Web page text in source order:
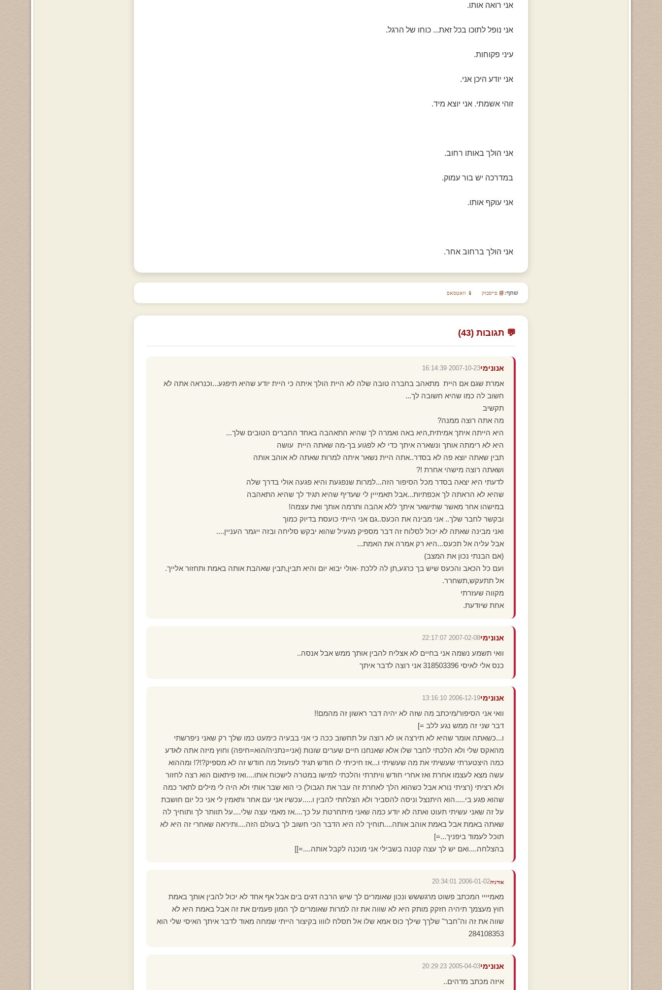
אני רואה אותו.
אני נופל לתוכו בכל זאת... כוחו של הרגל.
עיני פקוחות.
אני יודע היכן אני.
זוהי אשמתי. אני יוצא מיד.
אני הולך באותו רחוב.
במדרכה יש בור עמוק.
אני עוקף אותו.
אני הולך ברחוב אחר.
שתף: 📘 פייסבוק 📱 וואטסאפ
💬 תגובות (43)
אנונימי2007-10-23 16:14:39
אמרת שגם אם היית מתאהב בחברה טובה שלה לא היית הולך איתה כי היית יודע שהיא תיפגע...וכנראה אתה לא
חשוב לה כמו שהיא חשובה לך...
תקשיב
מה אתה רוצה ממנה?
היא הייתה איתך אמיתית,היא באה ואמרה לך שהיא התאהבה באחד החברים הטובים שלך...
היא לא רימתה אותך ונשארה איתך כדי לא לפגוע בך-מה שאתה היית עושה
תבין שאתה יוצא פה לא בסדר..אתה היית נשאר איתה למרות שאתה לא אוהב אותה
ושאתה רוצה מישהי אחרת !?
לדעתי היא יצאה בסדר מכל הסיפור הזה...למרות שנפגעת והיא פגעה אולי בדרך שלה
שהיא לא הראתה לך אכפתיות...אבל תאמייין לי שעדיף שהיא תגיד לך שהיא התאהבה
במישהו אחר מאשר שתישאר איתך ללא אהבה ותרמה אותך ואת עצמה!
ובקשר לחבר שלך.. אני מבינה את הכעס..גם אני הייתי כועסת בדיוק כמוך
ואני מבינה שאתה לא יכול לסלוח זה דבר מספיק מגעיל שהוא יבקש סליחה ובזה ייגמר העניין....
אבל עליה אל תכעס...היא רק אמרה את האמת...
(אם הבנתי נכון את המצב)
ועם כל הכאב והכעס שיש בך כרגע,תן לה ללכת -אולי יבוא יום והיא תבין,תבין שאהבת אותה באמת ותחזור אלייך.
אל תתעקש,תשחרר.
מקווה שעזרתי
אחת שיודעת.
אנונימי2007-02-08 22:17:07
וואי תשמע נשמה אני בחיים לא אצליח להבין אותך ממש אבל אנסה..
כנס אלי לאיסי 318503396 אני רוצה לדבר איתך
אנונימי2006-12-19 13:16:10
וואי אני הסיפור/מיכתב מה שזה לא יהיה דבר ראשון זה מהמם!!
דבר שני זה ממש נגע ללב =]
ו...כשאתה אומר שהיא לא תירצה או לא רוצה על תחשוב ככה כי אני בבעיה כימעט כמו שלך רק שאני ניפרשתי
מהאקס שלי ולא הלכתי לחבר שלו אלא שאנחנו חיים שערים שונות (אני=נתניה/הוא=חיפה) וחוץ מיזה אתה לאדע
כמה היצטערתי שעשיתי את מה שעשיתי ו...אז חיכיתי לו חודש תגיד לעזעזל מה חודש זה לא מספיק?!?! ומההוא
עשה מצא לעצמו אחרת ואז אחרי חודש וויתרתי והלכתי למישו במטרה לישכוח אותו....ואז פיתאום הוא רצה לחזור
ולא רציתי (רציתי נורא אבל כשהוא הלך לאחרת זה עבר את הגבול) כי הוא שבר אותי ולא היה לי מילים לתאר כמה
שהוא פגע בי.....הוא היתנצל וניסה להסביר ולא הצלחתי להבין ו.....עכשיו אני עם אחר ותאמין לי אני כל יום חושבת
על זה שאני עשיתי תעוט ואתה לא יודע כמה שאני מיתחרטת על כך....אז מאמי עצה שלי....על תוותר לך ותוחיך לה
שאתה באמת אבל באמת אוהב אותה....תוחיך לה היא הדבר הכי חשוב לך בעולם הזה....ותיראה שאחרי זה היא לא
תוכל לעמוד ביפניך...=]
בהצלחה....ואם יש לך עצה קטנה בשבילי אני מוכנה לקבל אותה....=]]
אורניה2006-01-02 20:34:01
מאמיייי המכתב פשוט מרגששש ונכון שאומרים לך שיש הרבה דגים בים אבל אף אחד לא יכול להבין אותך באמת
חוץ מעצמך תיהיה חזקק מותק היא לא שווה את זה למרות שאומרים לך המון פעמים את זה אבל באמת היא לא
שווה את זה וה"חבר" שלךך שילך כוס אמא שלו אל תסלח לוווו בקיצור הייתי שמחה מאוד לדבר איתך האיסי שלי הוא
284108353
אנונימי2005-04-03 20:29:23
איזה מכתב מדהים..